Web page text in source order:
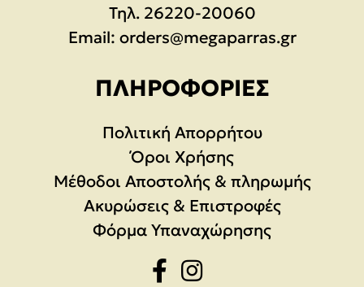
Τηλ. 26220-20060
Email: orders@megaparras.gr
ΠΛΗΡΟΦΟΡΊΕΣ
Πολιτική Απορρήτου
Όροι Χρήσης
Μέθοδοι Αποστολής & πληρωμής
Ακυρώσεις & Επιστροφές
Φόρμα Υπαναχώρησης